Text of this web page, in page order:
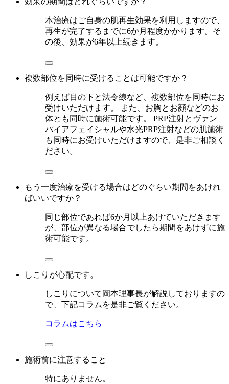
本治療はご自身の肌再生効果を利用しますので、
再生が完了するまでに6か月程度かかります。そ
の後、効果が6年以上続きます。
複数部位を同時に受けることは可能ですか？
例えば目の下と法令線など、複数部位を同時にお
受けいただけます。 また、お胸とお顔などのお
体とも同時に施術可能です。 PRP注射とヴァン
パイアフェイシャルや水光PRP注射などの肌施術
も同時にお受けいただけますので、是非ご相談く
ださい。
もう一度治療を受ける場合はどのぐらい期間をあけれ
ばいいですか？
同じ部位であれば6か月以上あけていただきます
が、部位が異なる場合でしたら期間をあけずに施
術可能です。
しこりが心配です。
しこりについて岡本理事長が解説しておりますの
で、下記コラムを是非ご覧ください。
コラムはこちら
施術前に注意すること
特にありません。